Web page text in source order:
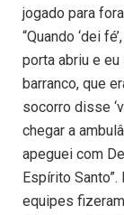
jogado para
“Quando ‘dei
porta abriu e
barranco, que
socorro disse
chegar a
apeguei com
Espírito
equipes